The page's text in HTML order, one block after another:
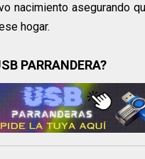
nacimiento asegurando
hogar.
PARRANDERA?